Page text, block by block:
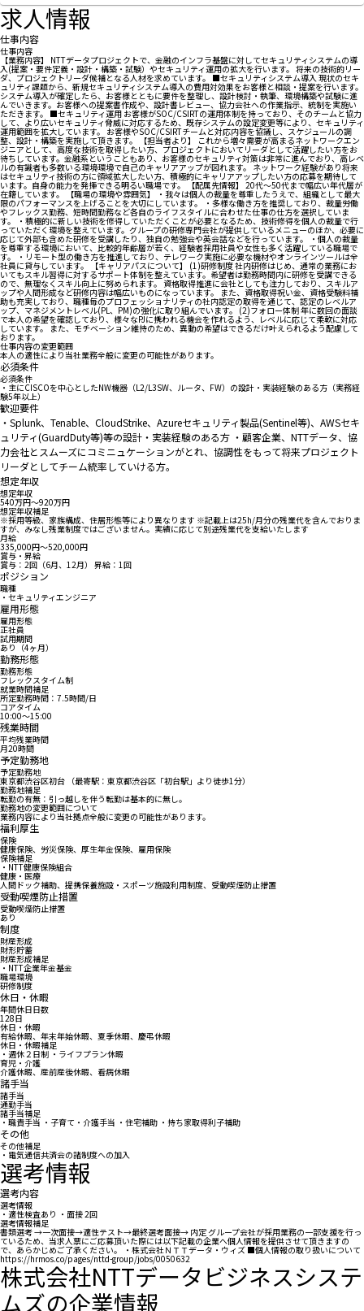
求人情報
仕事内容
仕事内容
【業務内容】 NTTデータプロジェクトで、金融のインフラ基盤に対してセキュリティシステムの導
入(提案・要件定義・設計・構築・試験）やセキュリティ運用の拡大を行います。 将来の技術的リー
ダ、プロジェクトリーダ候補となる人材を求めています。 ■セキュリティシステム導入 現状のセキ
ュリティ課題から、新規セキュリティシステム導入の費用対効果をお客様と相談・提案を行います。
システム導入が確定したら、お客様とともに要件を整理し、設計検討・執筆、環境構築や試験に進
んでいきます。お客様への提案書作成や、設計書レビュー、協力会社への作業指示、統制を実施い
ただきます。 ■セキュリティ運用 お客様がSOC/CSIRTの運用体制を持っており、そのチームと協力
して、より広いセキュリティ脅威に対応するため、既存システムの設定変更等により、セキュリティ
運用範囲を拡大しています。 お客様やSOC/CSIRTチームと対応内容を協議し、スケジュールの調
整、設計・構築を実施して頂きます。 【担当者より】 これから増々需要が高まるネットワークエン
ジニアとして、高度な技術を取得したい方、プロジェクトにおいてリーダとして活躍したい方をお
待ちしています。金融系ということもあり、お客様のセキュリティ対策は非常に進んでおり、高レベ
ルの有識者も多数いる環境環境で自己のキャリアアップが図れます。 ネットワーク経験があり将来
はセキュリティ技術の方に領域拡大したい方、積極的にキャリアアップしたい方の応募を期待して
います。自身の能力を発揮できる明るい職場です。 【配属先情報】 20代～50代まで幅広い年代層が
在籍しています。 【職場の環境や雰囲気】 ・我々は個人の裁量を尊重したうえで、組織として最大
限のパフォーマンスを上げることを大切にしています。 ・多様な働き方を推奨しており、裁量労働
やフレックス勤務、短時間勤務など各自のライフスタイルに合わせた仕事の仕方を選択していま
す。 ・積極的に新しい技術を修得していただくことが必要となるため、技術修得を個人の裁量で行
っていただく環境を整えています。グループの研修専門会社が提供しているメニューのほか、必要に
応じて外部も含めた研修を受講したり、独自の勉強会や英会話などを行っています。 ・個人の裁量
を尊重する環境において、比較的年齢層が若く、経験者採用社員や女性も多く活躍している職場で
す。 ・リモート型の働き方を推進しており、テレワーク実施に必要な機材やオンラインツールは全
社員に貸与しています。 【キャリアパスについて】 (1)研修制度 社内研修はじめ、通常の業務にお
いてもスキル習得に対するサポート体制を整えています。希望者は勤務時間内に研修を受講できる
ので、無理なくスキル向上に努められます。 資格取得推進に会社としても注力しており、スキルア
ップや人間形成など研修内容は幅広いものになっています。 また、資格取得祝い金、資格受験料補
助も充実しており、職種毎のプロフェッショナリティの社内認定の取得を通じて、認定のレベルア
ップ、マネジメントレベル(PL、PM)の強化に取り組んでいます。 (2)フォロー体制 年に数回の面談
で本人の希望を確認しており、様々なPJに携われる機会を作れるよう、レベルに応じて柔軟に対応
しています。 また、モチベーション維持のため、異動の希望はできるだけ叶えられるよう配慮して
おります。
仕事内容の変更範囲
本人の適性により当社業務全般に変更の可能性があります。
必須条件
必須条件
・主にCISCOを中心としたNW機器（L2/L3SW、ルータ、FW）の設計・実装経験のある方（実務経
験5年以上）
歓迎要件
・Splunk、Tenable、CloudStrike、Azureセキュリティ製品(Sentinel等)、AWSセキ
ュリティ(GuardDuty等)等の設計・実装経験のある方 ・顧客企業、NTTデータ、協
力会社とスムーズにコミニュケーションがとれ、協調性をもって将来プロジェクト
リーダとしてチーム統率していける方。
想定年収
想定年収
540万円〜920万円
想定年収補足
※採用等級、家族構成、住居形態等により異なります ※記載上は25h/月分の残業代を含んでおりま
すが、みなし残業制度ではございません。実績に応じて別途残業代を支給いたします
月給
335,000円〜520,000円
賞与・昇給
賞与：2回（6月、12月） 昇給：1回
ポジション
職種
・セキュリティエンジニア
雇用形態
雇用形態
正社員
試用期間
あり（4ヶ月）
勤務形態
勤務形態
フレックスタイム制
就業時間補足
所定勤務時間：7.5時間/日
コアタイム
10:00〜15:00
残業時間
平均残業時間
月20時間
予定勤務地
予定勤務地
東京都渋谷区初台 （最寄駅：東京都渋谷区「初台駅」より徒歩1分）
勤務地補足
転勤の有無：引っ越しを伴う転勤は基本的に無し。
勤務地の変更範囲について
業務内容により当社拠点全般に変更の可能性があります。
福利厚生
保険
健康保険、労災保険、厚生年金保険、雇用保険
保険補足
・NTT健康保険組合
健康・医療
人間ドック補助、提携保養施設・スポーツ施設利用制度、受動喫煙防止措置
受動喫煙防止措置
受動喫煙防止措置
あり
制度
財産形成
財形貯蓄
財産形成補足
・NTT企業年金基金
職場環境
研修制度
休日・休暇
年間休日日数
128日
休日・休暇
有給休暇、年末年始休暇、夏季休暇、慶弔休暇
休日・休暇補足
・週休２日制 ・ライフプラン休暇
育児・介護
介護休暇、産前産後休暇、看病休暇
諸手当
諸手当
通勤手当
諸手当補足
・職責手当 ・子育て・介護手当 ・住宅補助 ・持ち家取得利子補助
その他
その他補足
・電気通信共済会の諸制度への加入
選考情報
選考内容
選考情報
・適性検査あり ・面接 2回
選考情報補足
書類選考 →一次面接→適性テスト→最終選考面接→ 内定 グループ会社が採用業務の一部支援を行っ
ているため、当求人票にご応募頂いた際には以下記載の企業へ個人情報を提供させて頂きますの
で、あらかじめご了承ください。 ・株式会社ＮＴＴデータ・ウィズ ■個人情報の取り扱いについて
https://hrmos.co/pages/nttd-group/jobs/0050632
株式会社NTTデータビジネスシステ
ムズの企業情報